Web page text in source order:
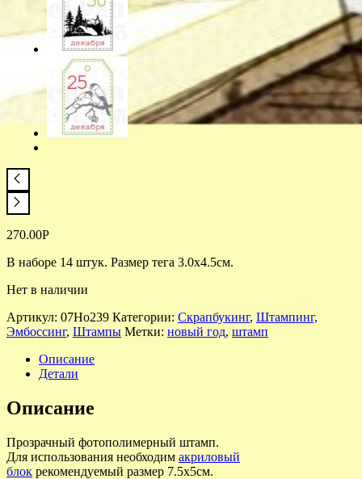
270.00Р
В наборе 14 штук. Размер тега 3.0х4.5см.
Нет в наличии
Артикул: 07Но239 Категории: Скрапбукинг, Штампинг,
Эмбоссинг, Штампы Метки: новый год, штамп
Описание
Детали
Описание
Прозрачный фотополимерный штамп.
Для использования необходим акриловый
блок рекомендуемый размер 7.5х5см.